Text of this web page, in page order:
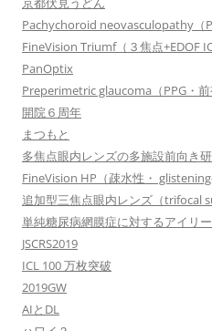
Pachychoroid neovasculopathy（
FineVision Triumf（３焦点+EDOF
PanOptix
Preperimetric glaucoma（PPG・前
開院６周年
まつもと
多焦点眼内レンズの多施設前向き
FineVision HP（疎水性・
追加型三焦点眼内レンズ（trifocal
単純糖尿病網膜症に対するアイリ
JSCRS2019
ICL 100 万枚突破
2019GW
AIとDL